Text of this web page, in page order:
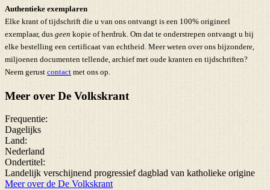
Authentieke exemplaren
Elke krant of tijdschrift die u van ons ontvangt is een 100% origineel
exemplaar, dus geen kopie of herdruk. Om dat te onderstrepen ontvangt u bij
elke bestelling een certificaat van echtheid. Meer weten over ons bijzondere,
miljoenen documenten tellende, archief met oude kranten en tijdschriften?
Neem gerust contact met ons op.
Meer over De Volkskrant
Frequentie:
Dagelijks
Land:
Nederland
Ondertitel:
Landelijk verschijnend progressief dagblad van katholieke origine
Meer over de De Volkskrant